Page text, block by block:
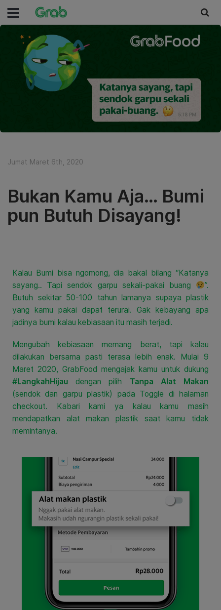
Jumat Maret 6th, 2020
Bukan Kamu Aja… Bumi
pun Butuh Disayang!
Kalau Bumi bisa ngomong, dia bakal bilang “Katanya
sayang.. Tapi sendok garpu sekali-pakai buang
”.
Butuh sekitar 50-100 tahun lamanya supaya plastik
yang kamu pakai dapat terurai. Gak kebayang apa
jadinya bumi kalau kebiasaan itu masih terjadi.
Mengubah kebiasaan memang berat, tapi kalau
dilakukan bersama pasti terasa lebih enak. Mulai 9
Maret 2020, GrabFood mengajak kamu untuk dukung
#LangkahHijau dengan pilih Tanpa Alat Makan
(sendok dan garpu plastik) pada Toggle di halaman
checkout. Kabari kami ya kalau kamu masih
mendapatkan alat makan plastik saat kamu tidak
memintanya.